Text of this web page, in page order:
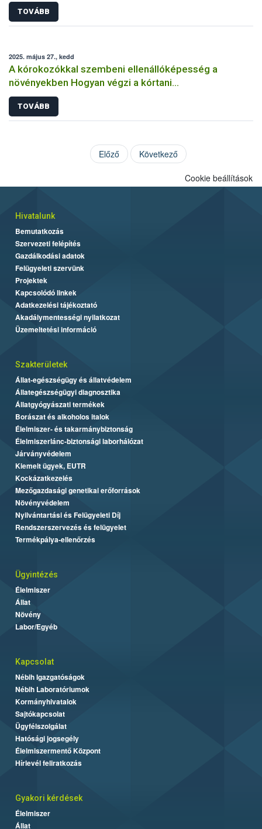
TOVÁBB
2025. május 27., kedd
A kórokozókkal szembeni ellenállóképesség a
növényekben Hogyan végzi a kórtani
rezisztenciavizsgálatokat a Nébih?
TOVÁBB
Előző Következő
Cookie beállítások
Hivatalunk
Bemutatkozás
Szervezeti felépítés
Gazdálkodási adatok
Felügyeleti szervünk
Projektek
Kapcsolódó linkek
Adatkezelési tájékoztató
Akadálymentességi nyilatkozat
Üzemeltetési információ
Szakterületek
Állat-egészségügy és állatvédelem
Állategészségügyi diagnosztika
Állatgyógyászati termékek
Borászat és alkoholos italok
Élelmiszer- és takarmánybiztonság
Élelmiszerlánc-biztonsági laborhálózat
Járványvédelem
Kiemelt ügyek, EUTR
Kockázatkezelés
Mezőgazdasági genetikai erőforrások
Növényvédelem
Nyilvántartási és Felügyeleti Díj
Rendszerszervezés és felügyelet
Termékpálya-ellenőrzés
Ügyintézés
Élelmiszer
Állat
Növény
Labor/Egyéb
Kapcsolat
Nébih Igazgatóságok
Nébih Laboratóriumok
Kormányhivatalok
Sajtókapcsolat
Ügyfélszolgálat
Hatósági jogsegély
Élelmiszermentő Központ
Hírlevél feliratkozás
Gyakori kérdések
Élelmiszer
Állat